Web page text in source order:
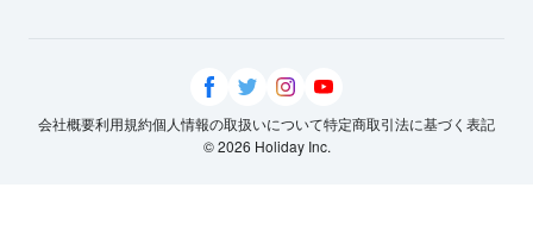
会社概要利用規約個人情報の取扱いについて特定商取引法に基づく表記
© 2026 Holiday Inc.